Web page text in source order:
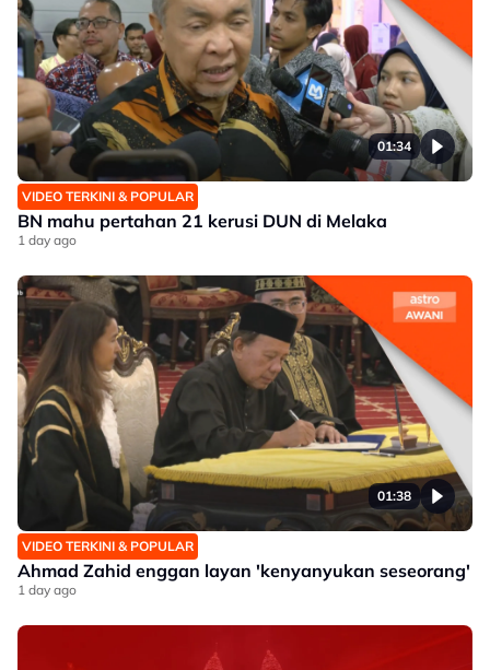
01:34
VIDEO TERKINI & POPULAR
BN mahu pertahan 21 kerusi DUN di Melaka
1 day ago
01:38
VIDEO TERKINI & POPULAR
Ahmad Zahid enggan layan 'kenyanyukan seseorang'
1 day ago